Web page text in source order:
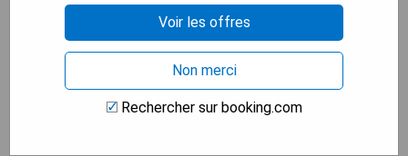
tout au long du séjour.
VÉRIFIEZ LA DISPONIBILITÉ
Voir les offres
Non merci
Rechercher sur booking.com